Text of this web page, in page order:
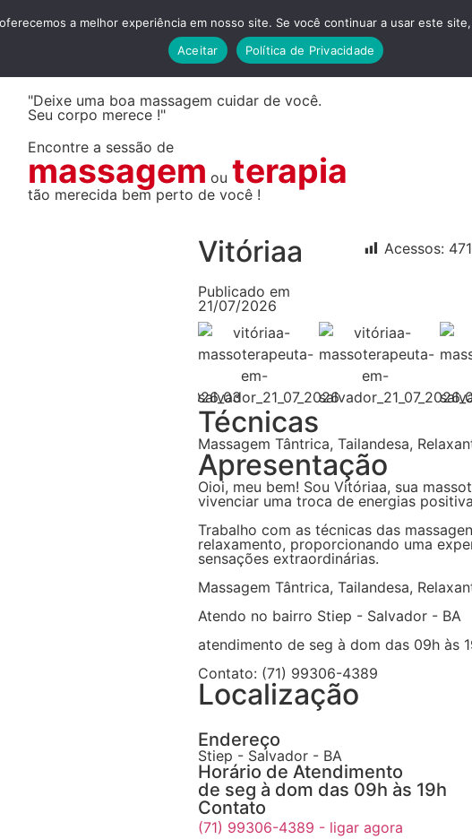
MASSAGEM
SALVADOR
"Deixe uma boa massagem cuidar de você.
Seu corpo merece !"
Encontre a sessão de
massagem ou terapia
tão merecida bem perto de você !
Vitóriaa
Publicado em
21/07/2026
Acessos: 471
Técnicas
Massagem Tântrica, Tailandesa,
Apresentação
Oioi, meu bem! Sou Vitóriaa, sua
vivenciar uma troca de energias
Trabalho com as técnicas das
relaxamento, proporcionando uma
sensações extraordinárias.
Massagem Tântrica, Tailandesa,
Atendo no bairro Stiep - Salvador - BA
atendimento de seg à dom das 09h às
Contato: (71) 99306-4389
Localização
Endereço
Stiep - Salvador - BA
Horário de Atendimento
de seg à dom das 09h às 19h
Contato
(71) 99306-4389 - ligar agora
a melhor experiência em nosso site. Se você continuar a usar este
Aceitar
Política de Privacidade